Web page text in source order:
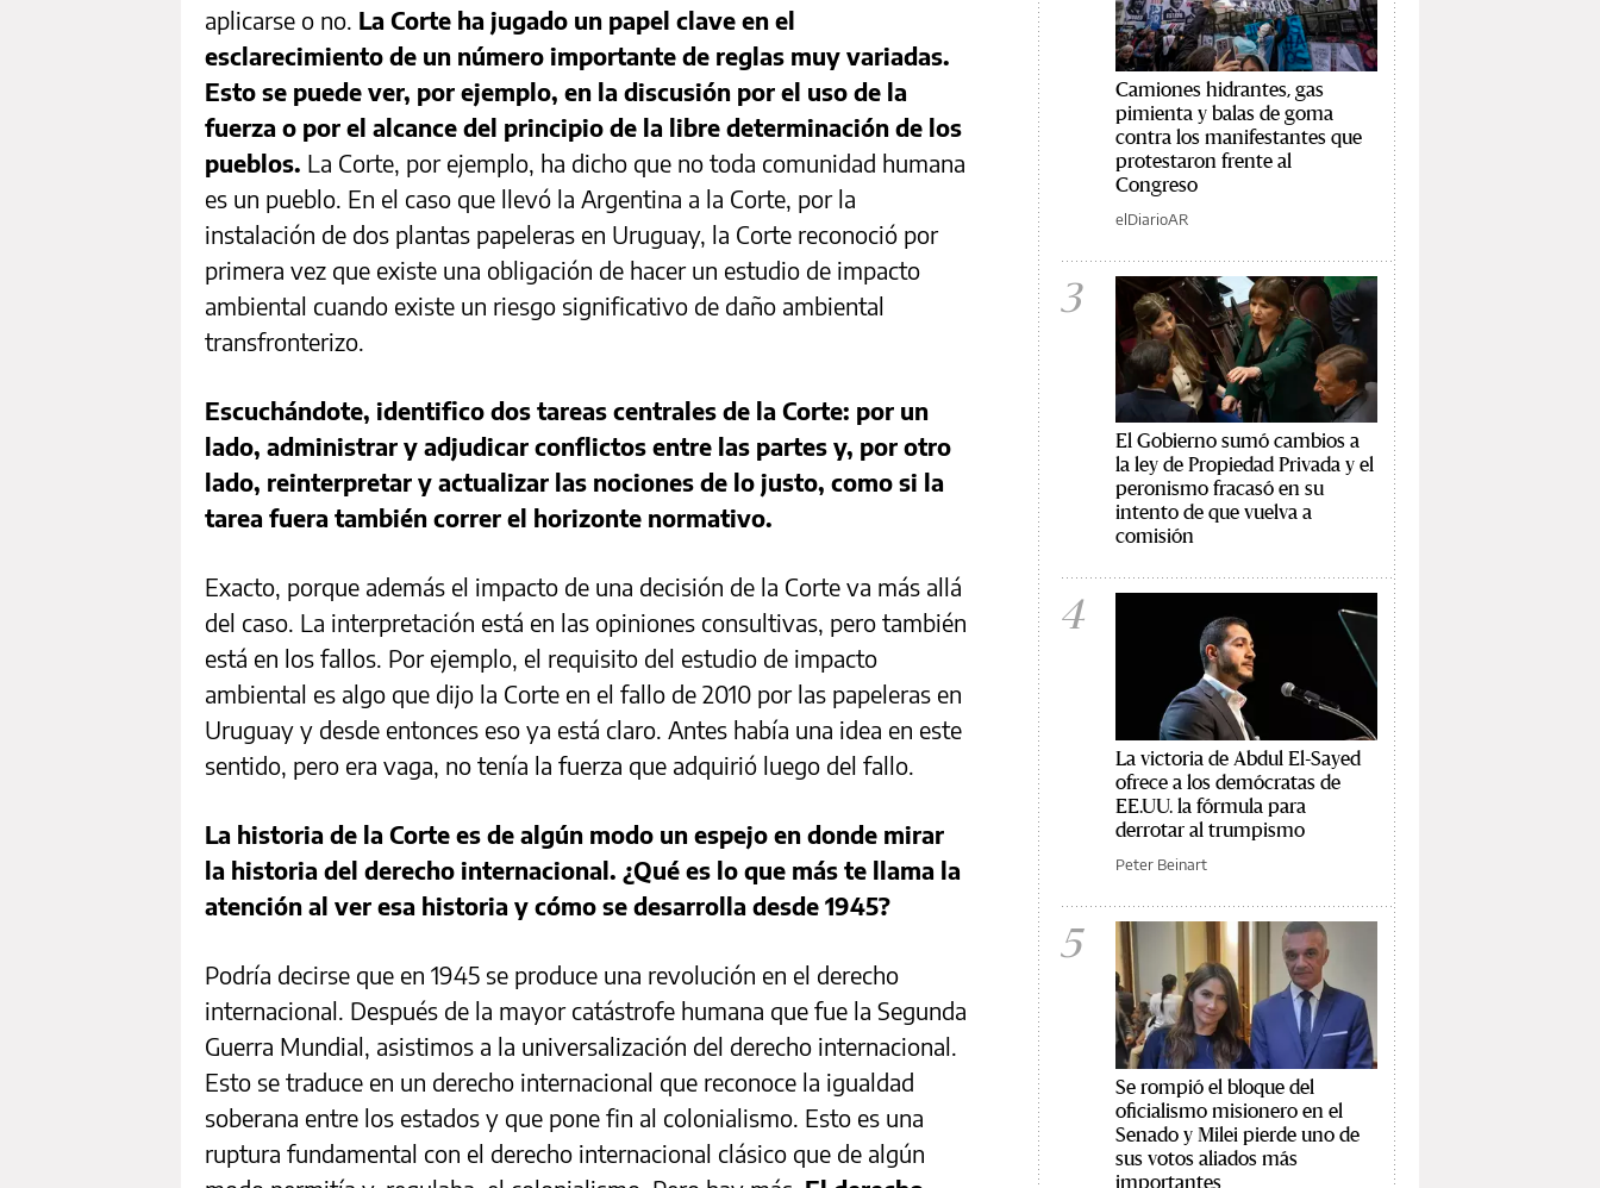
aplicarse o no. La Corte ha jugado un papel clave en el
esclarecimiento de un número importante de reglas muy variadas.
Esto se puede ver, por ejemplo, en la discusión por el uso de la
fuerza o por el alcance del principio de la libre determinación de los
pueblos. La Corte, por ejemplo, ha dicho que no toda comunidad humana
es un pueblo. En el caso que llevó la Argentina a la Corte, por la
instalación de dos plantas papeleras en Uruguay, la Corte reconoció por
primera vez que existe una obligación de hacer un estudio de impacto
ambiental cuando existe un riesgo significativo de daño ambiental
transfronterizo.
Escuchándote, identifico dos tareas centrales de la Corte: por un
lado, administrar y adjudicar conflictos entre las partes y, por otro
lado, reinterpretar y actualizar las nociones de lo justo, como si la
tarea fuera también correr el horizonte normativo.
Exacto, porque además el impacto de una decisión de la Corte va más allá
del caso. La interpretación está en las opiniones consultivas, pero también
está en los fallos. Por ejemplo, el requisito del estudio de impacto
ambiental es algo que dijo la Corte en el fallo de 2010 por las papeleras en
Uruguay y desde entonces eso ya está claro. Antes había una idea en este
sentido, pero era vaga, no tenía la fuerza que adquirió luego del fallo.
La historia de la Corte es de algún modo un espejo en donde mirar
la historia del derecho internacional. ¿Qué es lo que más te llama la
atención al ver esa historia y cómo se desarrolla desde 1945?
Podría decirse que en 1945 se produce una revolución en el derecho
internacional. Después de la mayor catástrofe humana que fue la Segunda
Guerra Mundial, asistimos a la universalización del derecho internacional.
Esto se traduce en un derecho internacional que reconoce la igualdad
soberana entre los estados y que pone fin al colonialismo. Esto es una
ruptura fundamental con el derecho internacional clásico que de algún
Camiones hidrantes, gas
pimienta y balas de goma
contra los manifestantes que
protestaron frente al
Congreso
elDiarioAR
3
El Gobierno sumó cambios a
la ley de Propiedad Privada y el
peronismo fracasó en su
intento de que vuelva a
comisión
4
La victoria de Abdul El-Sayed
ofrece a los demócratas de
EE.UU. la fórmula para
derrotar al trumpismo
Peter Beinart
5
Se rompió el bloque del
oficialismo misionero en el
Senado y Milei pierde uno de
sus votos aliados más
importantes